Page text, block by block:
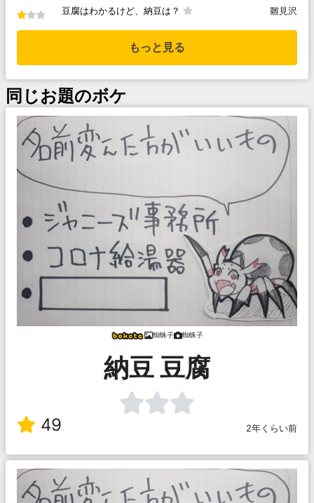
豆腐はわかるけど、納豆は？ 雛見沢
もっと見る
同じお題のボケ
蜘蛛子 蜘蛛子
納豆 豆腐
49 2年くらい前